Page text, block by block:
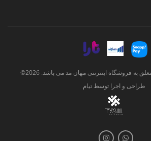
به فروشگاه اینترنتی مهان مد می باشد. 2026©
طراحی و اجرا توسطتیام